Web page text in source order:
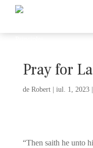
Pray for
de Robert| iul. 1, 2023|
“Then saith he unto